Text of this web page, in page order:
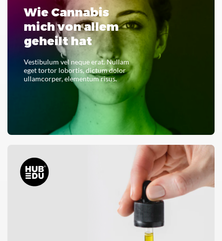
Wie Cannabis
mich von allem
geheilt hat
Vestibulum vel neque erat. Nullam
eget tortor lobortis, dictum dolor
ullamcorper, elementum risus.
LESEN SIE DAS GANZE